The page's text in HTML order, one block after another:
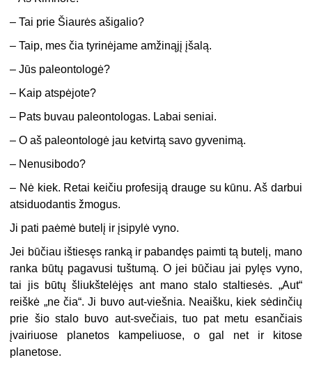
– Tai prie Šiaurės ašigalio?
– Taip, mes čia tyrinėjame amžinąjį įšalą.
– Jūs paleontologė?
– Kaip atspėjote?
– Pats buvau paleontologas. Labai seniai.
– O aš paleontologė jau ketvirtą savo gyvenimą.
– Nenusibodo?
– Nė kiek. Retai keičiu profesiją drauge su kūnu. Aš darbui
atsiduodantis žmogus.
Ji pati paėmė butelį ir įsipylė vyno.
Jei būčiau ištiesęs ranką ir pabandęs paimti tą butelį, mano
ranka būtų pagavusi tuštumą. O jei būčiau jai pylęs vyno,
tai jis būtų šliukštelėjęs ant mano stalo staltiesės. „Aut“
reiškė „ne čia“. Ji buvo aut-viešnia. Neaišku, kiek sėdinčių
prie šio stalo buvo aut-svečiais, tuo pat metu esančiais
įvairiuose planetos kampeliuose, o gal net ir kitose
planetose.